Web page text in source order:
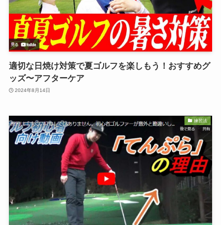
適切な日焼け対策で夏ゴルフを楽しもう！おすすめグ
ッズ〜アフターケア
2024年8月14日
練習法